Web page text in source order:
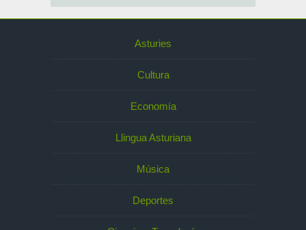
Asturies
Cultura
Economía
Llingua Asturiana
Música
Deportes